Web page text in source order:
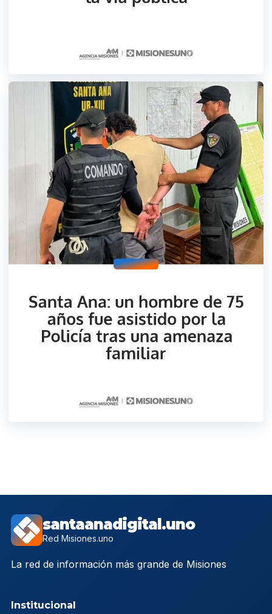
santaanadigital.uno
Red Misiones.uno
La red de información más grande de Misiones
Institucional